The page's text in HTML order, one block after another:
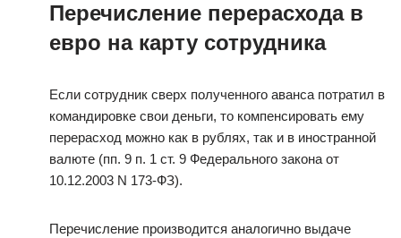
Перечисление перерасхода в
евро на карту сотрудника
Если сотрудник сверх полученного аванса потратил в
командировке свои деньги, то компенсировать ему
перерасход можно как в рублях, так и в иностранной
валюте (пп. 9 п. 1 ст. 9 Федерального закона от
10.12.2003 N 173-ФЗ).
Перечисление производится аналогично выдаче